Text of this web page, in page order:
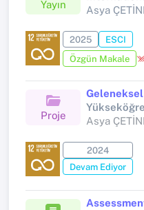
Yayın
Asya
2025
ESCI
Özgün Makale
Proje
2024
Devam Ediyor